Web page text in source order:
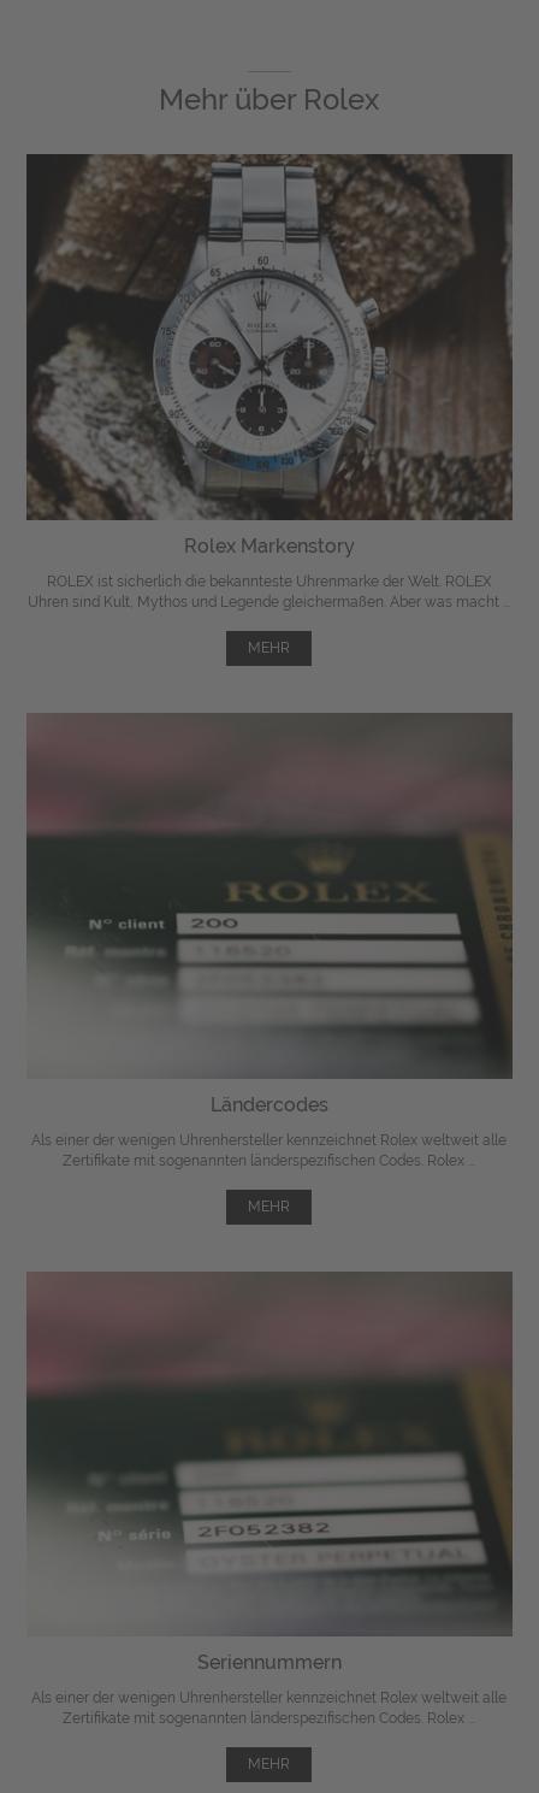
Mehr über Rolex
Rolex Markenstory
ROLEX ist sicherlich die bekannteste Uhrenmarke der Welt. ROLEX
Uhren sind Kult, Mythos und Legende gleichermaßen. Aber was macht ...
MEHR
Ländercodes
Als einer der wenigen Uhrenhersteller kennzeichnet Rolex weltweit alle
Zertifikate mit sogenannten länderspezifischen Codes. Rolex ...
MEHR
Seriennummern
Als einer der wenigen Uhrenhersteller kennzeichnet Rolex weltweit alle
Zertifikate mit sogenannten länderspezifischen Codes. Rolex ...
MEHR